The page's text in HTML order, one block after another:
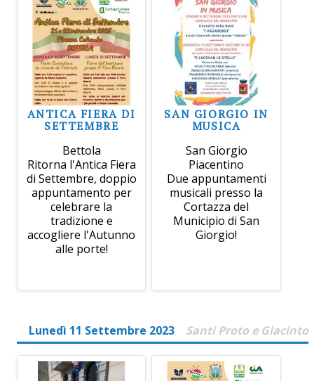
ANTICA FIERA DI
SETTEMBRE
Bettola
Ritorna l'Antica Fiera
di Settembre, doppio
appuntamento per
celebrare la
tradizione e
accogliere l'Autunno
alle porte!
SAN GIORGIO IN
MUSICA
San Giorgio
Piacentino
Due appuntamenti
musicali presso la
Cortazza del
Municipio di San
Giorgio!
Lunedì 11 Settembre 2023 Santi Proto e Giacinto